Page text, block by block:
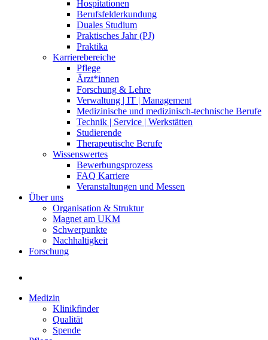
Hospitationen
Berufsfelderkundung
Duales Studium
Praktisches Jahr (PJ)
Praktika
Karrierebereiche
Pflege
Ärzt*innen
Forschung & Lehre
Verwaltung | IT | Management
Medizinische und medizinisch-technische Berufe
Technik | Service | Werkstätten
Studierende
Therapeutische Berufe
Wissenswertes
Bewerbungsprozess
FAQ Karriere
Veranstaltungen und Messen
Über uns
Organisation & Struktur
Magnet am UKM
Schwerpunkte
Nachhaltigkeit
Forschung
Medizin
Klinikfinder
Qualität
Spende